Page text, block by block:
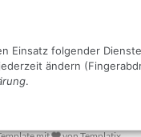
Einsatz folgender
ändern
.